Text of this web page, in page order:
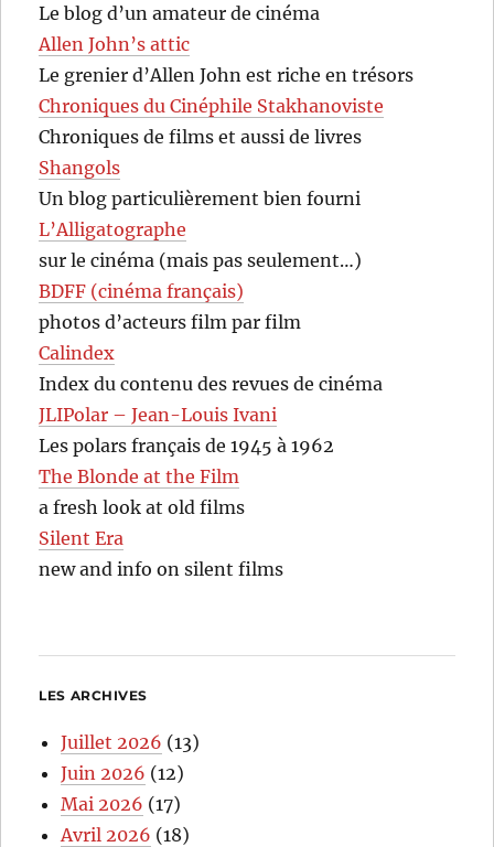
Le blog d’un amateur de cinéma
Allen John’s attic
Le grenier d’Allen John est riche en trésors
Chroniques du Cinéphile Stakhanoviste
Chroniques de films et aussi de livres
Shangols
Un blog particulièrement bien fourni
L’Alligatographe
sur le cinéma (mais pas seulement…)
BDFF (cinéma français)
photos d’acteurs film par film
Calindex
Index du contenu des revues de cinéma
JLIPolar – Jean-Louis Ivani
Les polars français de 1945 à 1962
The Blonde at the Film
a fresh look at old films
Silent Era
new and info on silent films
LES ARCHIVES
Juillet 2026 (13)
Juin 2026 (12)
Mai 2026 (17)
Avril 2026 (18)